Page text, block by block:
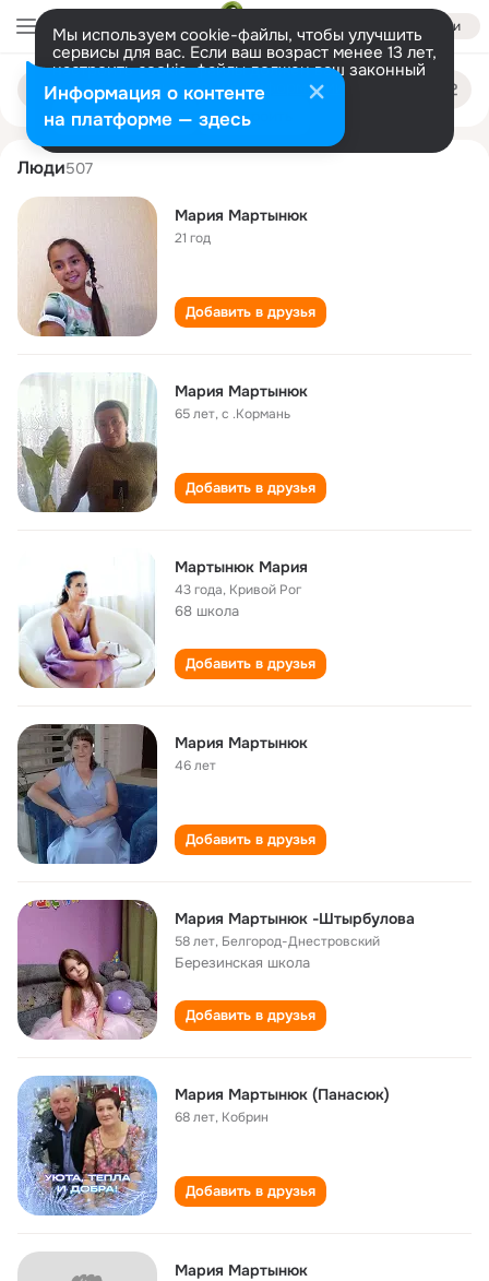
Войти
Мы используем cookie-файлы, чтобы улучшить
сервисы для вас. Если ваш возраст менее 13 лет,
настроить cookie-файлы должен ваш законный
представитель. Больше информации
Разрешить все Настроить
Поиск
людям
mariya martynyuk
Люди507
Мария Мартынюк
21 год
Добавить в друзья
Мария Мартынюк
65 лет,с .Кормань
Добавить в друзья
Мартынюк Мария
43 года, Кривой Рог
68 школа
Добавить в друзья
Мария Мартынюк
46 лет
Добавить в друзья
Мария Мартынюк -Штырбулова
58 лет, Белгород-Днестровский
Березинская школа
Добавить в друзья
Мария Мартынюк (Панасюк)
68 лет, Кобрин
Добавить в друзья
Мария Мартынюк
Информация о контенте
на платформе — здесь